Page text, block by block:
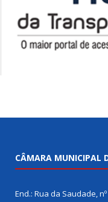
CÂMARA MUNICIPAL
End.: Rua da Saudade, nº